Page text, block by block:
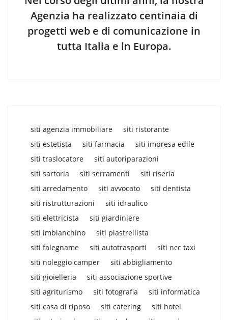
Agenzia ha realizzato centinaia di
progetti web e di comunicazione in
tutta Italia e in Europa.
siti agenzia immobiliare
siti ristorante
siti estetista
siti farmacia
siti impresa edile
siti traslocatore
siti autoriparazioni
siti sartoria
siti serramenti
siti riseria
siti arredamento
siti avvocato
siti dentista
siti ristrutturazioni
siti idraulico
siti elettricista
siti giardiniere
siti imbianchino
siti piastrellista
siti falegname
siti autotrasporti
siti ncc taxi
siti noleggio camper
siti abbigliamento
siti gioielleria
siti associazione sportive
siti agriturismo
siti fotografia
siti informatica
siti casa di riposo
siti catering
siti hotel